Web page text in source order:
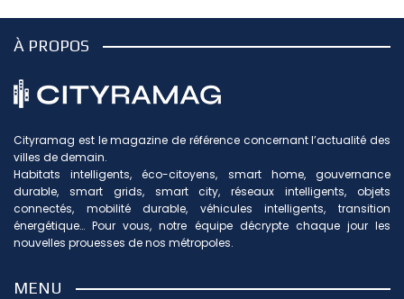
À PROPOS
Cityramag est le magazine de référence concernant l’actualité des
villes de demain.
Habitats intelligents, éco-citoyens, smart home, gouvernance
durable, smart grids, smart city, réseaux intelligents, objets
connectés, mobilité durable, véhicules intelligents, transition
énergétique… Pour vous, notre équipe décrypte chaque jour les
nouvelles prouesses de nos métropoles.
MENU